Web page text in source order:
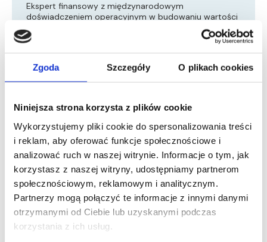
Zgoda Szczegóły O plikach cookies
Niniejsza strona korzysta z plików cookie
Wykorzystujemy pliki cookie do spersonalizowania treści
i reklam, aby oferować funkcje społecznościowe i
analizować ruch w naszej witrynie. Informacje o tym, jak
korzystasz z naszej witryny, udostępniamy partnerom
społecznościowym, reklamowym i analitycznym.
Partnerzy mogą połączyć te informacje z innymi danymi
otrzymanymi od Ciebie lub uzyskanymi podczas
korzystania z ich usług.
Ekspert finansowy z międzynarodowym
doświadczeniem operacyjnym w budowaniu wartości
spółek z sektorów chemicznego, wydobywczego,
energetycznego, motoryzacyjnego i nowych
Od 2010 roku związany z Kulczyk Investments, gdzie
nadzoruje globalny portfel inwestycyjny. W latach
działającej w ramach sześciu linii biznesowych. W tym
czasie spółka skutecznie wdrożyła strategię wzrostu,
koncentrując się na efektywności operacyjnej
i kulturze organizacyjnej opartej na celach i zespole,
co przełożyło się na rekordowe wyniki finansowe
w 2022 roku oraz istotny wzrost generowanych
przepływów pieniężnych.
Doświadczenie zawodowe zdobywał m.in. w KPMG
Audyt, gdzie odpowiadał za badanie jednostkowych
i skonsolidowanych sprawozdań finansowych spółek
z różnych branż.